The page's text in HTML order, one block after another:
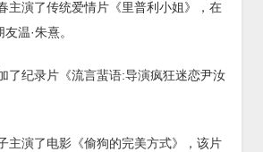
主演了传统爱情片《里普利小姐》，在
温·朱熹。
了纪录片《流言蜚语:导演疯狂迷恋尹汝
主演了电影《偷狗的完美方式》，该片